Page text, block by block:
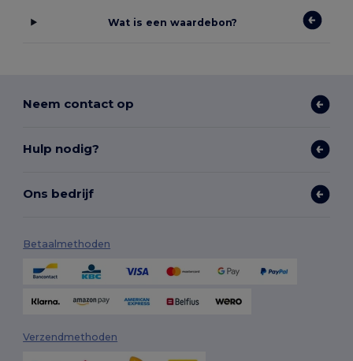
Wat is een waardebon?
Neem contact op
Hulp nodig?
Ons bedrijf
Betaalmethoden
Verzendmethoden